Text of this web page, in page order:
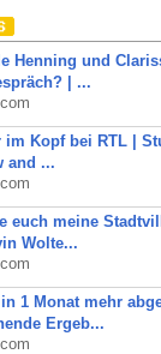
Henning und
| ...
im Kopf bei RTL |
and ...
euch meine
Wolte...
1 Monat mehr
Ergeb...